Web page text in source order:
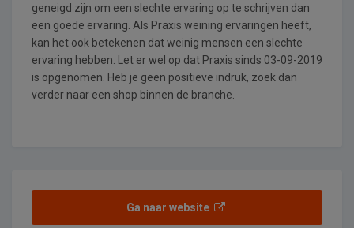
geneigd zijn om een slechte ervaring op te schrijven dan
een goede ervaring. Als Praxis weining ervaringen heeft,
kan het ook betekenen dat weinig mensen een slechte
ervaring hebben. Let er wel op dat Praxis sinds 03-09-2019
is opgenomen. Heb je geen positieve indruk, zoek dan
verder naar een shop binnen de branche.
Ga naar website